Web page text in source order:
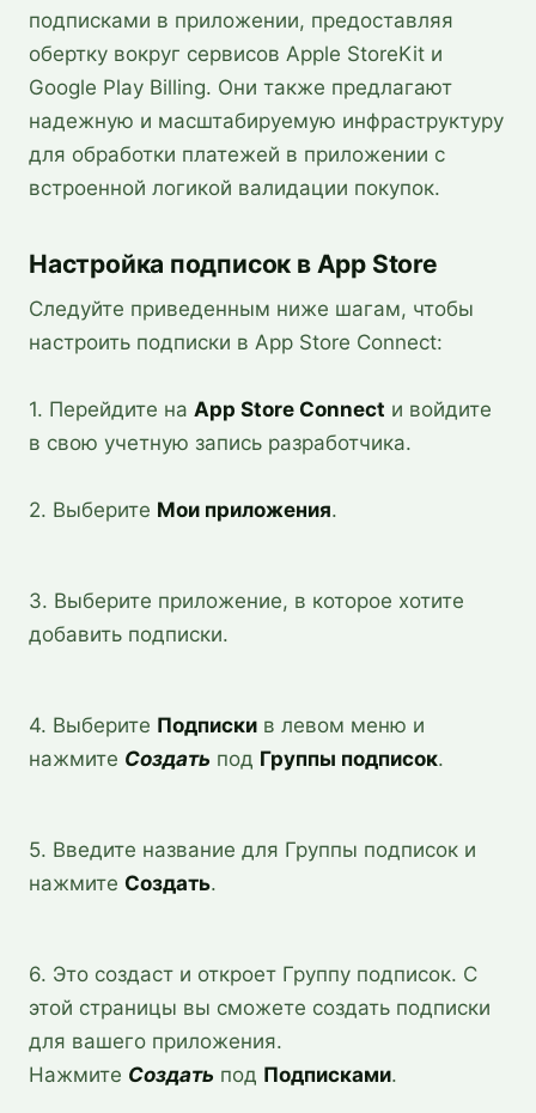
подписками в приложении, предоставляя
обертку вокруг сервисов Apple StoreKit и
Google Play Billing. Они также предлагают
надежную и масштабируемую инфраструктуру
для обработки платежей в приложении с
встроенной логикой валидации покупок.
Настройка подписок в App Store
Следуйте приведенным ниже шагам, чтобы
настроить подписки в App Store Connect:
1. Перейдите на App Store Connect и войдите
в свою учетную запись разработчика.
2. Выберите Мои приложения.
3. Выберите приложение, в которое хотите
добавить подписки.
4. Выберите Подписки в левом меню и
нажмите Создать под Группы подписок.
5. Введите название для Группы подписок и
нажмите Создать.
6. Это создаст и откроет Группу подписок. С
этой страницы вы сможете создать подписки
для вашего приложения.
Нажмите Создать под Подписками.